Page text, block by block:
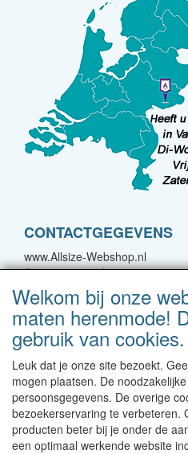
CONTACTGEGEVENS
www.Allsize-Webshop.nl
Spoorstraat 22A
7051 CJ Varsseveld
E-mail:
Telefoon: 0315-244400
Neem contact met ons op!
Levertijd 1-2 werkdagen |
binnen NL | Direct
Welkom bij onze
maten herenmode!
gebruik van cookies.
Leuk dat je onze site bezoekt.
mogen plaatsen. De
persoonsgegevens. De overige
bezoekerservaring te verbeteren.
producten beter bij je onder de
een optimaal werkende website